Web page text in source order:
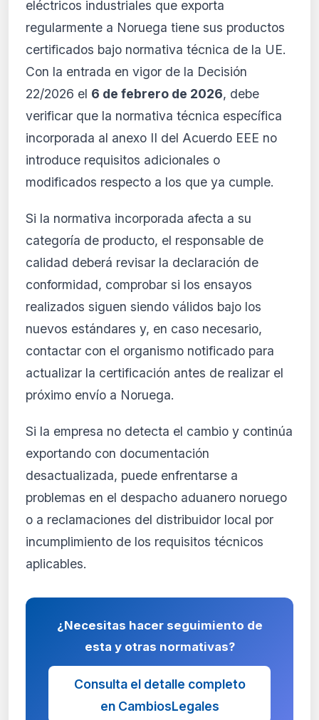
eléctricos industriales que exporta
regularmente a Noruega tiene sus productos
certificados bajo normativa técnica de la UE.
Con la entrada en vigor de la Decisión
22/2026 el 6 de febrero de 2026, debe
verificar que la normativa técnica específica
incorporada al anexo II del Acuerdo EEE no
introduce requisitos adicionales o
modificados respecto a los que ya cumple.
Si la normativa incorporada afecta a su
categoría de producto, el responsable de
calidad deberá revisar la declaración de
conformidad, comprobar si los ensayos
realizados siguen siendo válidos bajo los
nuevos estándares y, en caso necesario,
contactar con el organismo notificado para
actualizar la certificación antes de realizar el
próximo envío a Noruega.
Si la empresa no detecta el cambio y continúa
exportando con documentación
desactualizada, puede enfrentarse a
problemas en el despacho aduanero noruego
o a reclamaciones del distribuidor local por
incumplimiento de los requisitos técnicos
aplicables.
¿Necesitas hacer seguimiento de
esta y otras normativas?
Consulta el detalle completo
en CambiosLegales